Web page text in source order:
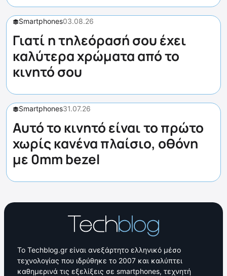
Smartphones03.08.26
Γιατί η τηλεόρασή σου έχει
καλύτερα χρώματα από το
κινητό σου
Smartphones31.07.26
Αυτό το κινητό είναι το πρώτο
χωρίς κανένα πλαίσιο, οθόνη
με 0mm bezel
Το Techblog.gr είναι ανεξάρτητο ελληνικό μέσο
τεχνολογίας που ιδρύθηκε το 2007 και καλύπτει
καθημερινά τις εξελίξεις σε smartphones, τεχνητή